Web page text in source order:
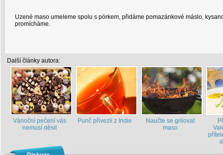
Uzené maso umeleme spolu s pórkem, přidáme pomazánkové máslo,
promícháme.
Další články autora:
Vánoční pečení vás
nemusí děsit
Punč přivezli z Indie
Naučte se grilovat
maso